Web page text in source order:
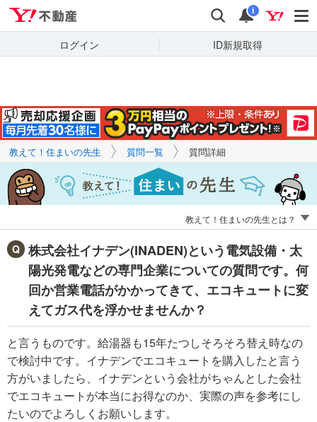
検索 通知
i
ログイン ID新規取得
キーワードで
質問を探す
教えて！住まいの先生 質問一覧 質問詳細
教えて！住まいの先生とは？
株式会社イナデン(INADEN)という電気設備・太
陽光発電などの専門企業についての質問です。何
回か営業電話がかかってきて、エコキュートに変
えてガス代を浮かせませんか？
と言うものです。給湯器も15年たつしそろそろ替え時なの
で検討中です。イナデンでエコキュートを購入したと言う
方がいましたら、イナデンという会社がちゃんとした会社
でエコキュートが本当にお得なのか、実際の声を参考にし
たいのでよろしくお願いします。